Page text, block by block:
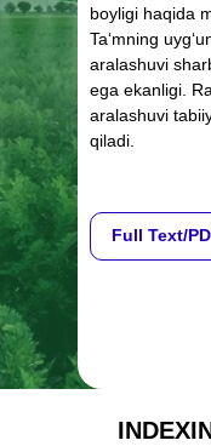
boyligi haqida
Ta‘mning
aralashuvi
ega ekanligi.
aralashuvi
qiladi.
Full Text/